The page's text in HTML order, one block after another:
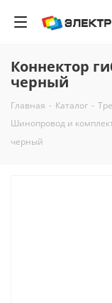
Коннектор
черный
Главная - Каталог -
Шинопровод и
черный